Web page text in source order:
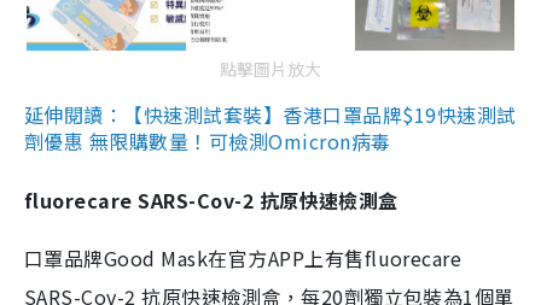
點擊圖片放大
延伸閱讀：【快速測試套裝】香港口罩品牌$19快速測試
劑優惠 無限購數量！可檢測Omicron病毒
fluorecare SARS-Cov-2 抗原快速檢測盒
口罩品牌Good Mask在官方APP上有售fluorecare
SARS-Cov-2 抗原快速檢測盒，每20劑獨立包裝為1個單